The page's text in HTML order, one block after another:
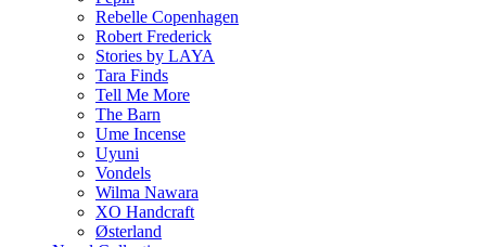
Rebelle Copenhagen
Robert Frederick
Stories by LAYA
Tara Finds
Tell Me More
The Barn
Ume Incense
Uyuni
Vondels
Wilma Nawara
XO Handcraft
Østerland